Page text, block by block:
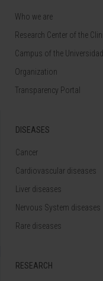
Who we are
Research Center of the
Campus of the
Organization
Transparency Portal
DISEASES
Cancer
Cardiovascular diseases
Liver diseases
Nervous System diseases
Rare diseases
RESEARCH